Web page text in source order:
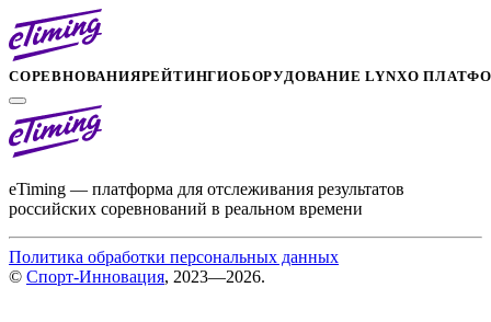
СОРЕВНОВАНИЯРЕЙТИНГИОБОРУДОВАНИЕ LYNXО
eTiming — платформа для отслеживания результатов
российских соревнований в реальном времени
Политика обработки персональных данных
© Спорт-Инновация, 2023—2026.